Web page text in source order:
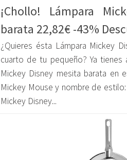
¡Chollo! Lámpara
barata 22,82€ -43%
¿Quieres ésta Lámpara Mickey
cuarto de tu pequeño? Ya tienes
Mickey Disney mesita barata en
Mickey Mouse y nombre de
Mickey Disney...